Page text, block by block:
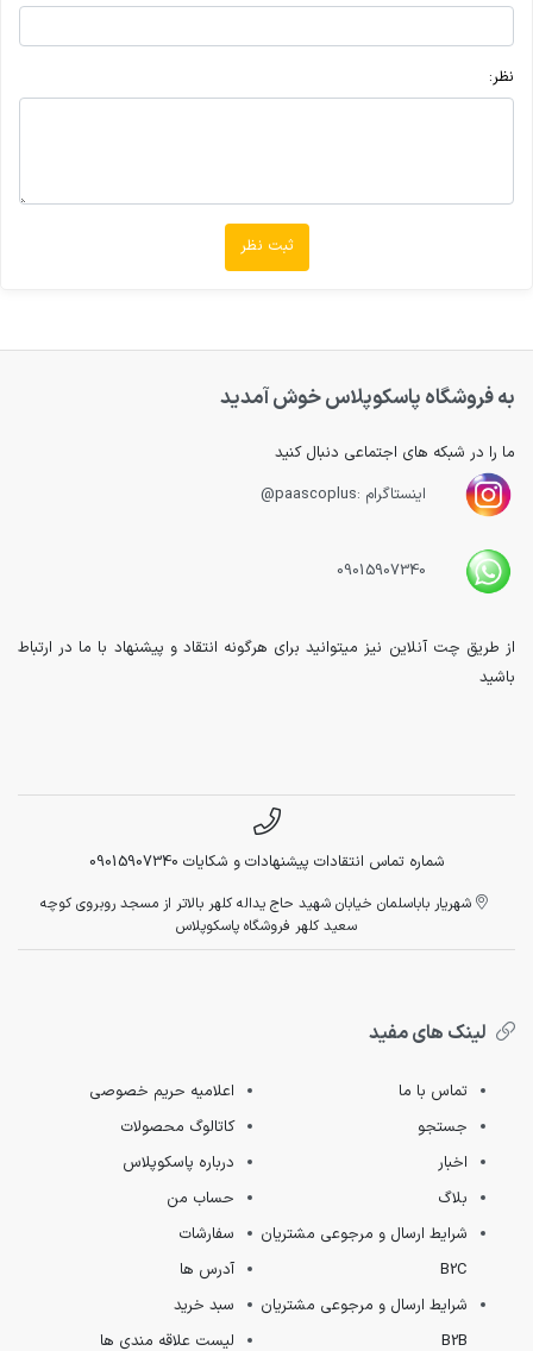
نظر:
ثبت نظر
به فروشگاه پاسکوپلاس خوش آمدید
ما را در شبکه های اجتماعی دنبال کنید
اینستاگرام :paascoplus@
09015907340
از طریق چت آنلاین نیز میتوانید برای هرگونه انتقاد و پیشنهاد با ما در ارتباط
باشید
شماره تماس انتقادات پیشنهادات و شکایات 09015907340
شهریار باباسلمان خیابان شهید حاج یداله کلهر بالاتر از مسجد روبروی کوچه
سعید کلهر فروشگاه پاسکوپلاس
لینک های مفید
تماس با ما
جستجو
اخبار
بلاگ
شرایط ارسال و مرجوعی مشتریان
B2C
شرایط ارسال و مرجوعی مشتریان
B2B
اعلامیه حریم خصوصی
کاتالوگ محصولات
درباره پاسکوپلاس
حساب من
سفارشات
آدرس ها
سبد خرید
لیست علاقه مندی ها